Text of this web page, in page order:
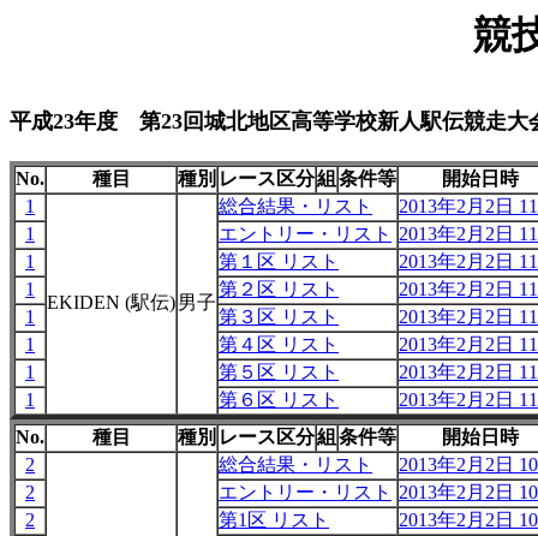
競
平成23年度 第23回城北地区高等学校新人駅伝競走大
No. 種目 種別 レース区分組 条件等
開始日時
1
EKIDEN (駅伝)男子
総合結果・リスト
2013年2月2日
1
エントリー・リスト
2013年2月2日
1
第１区 リスト
2013年2月2日
1
第２区 リスト
2013年2月2日
1
第３区 リスト
2013年2月2日
1
第４区 リスト
2013年2月2日
1
第５区 リスト
2013年2月2日
1
第６区 リスト
2013年2月2日
No.
種目 種別 レース区分組 条件等
開始日時
2
総合結果・リスト
2013年2月2日
2
エントリー・リスト
2013年2月2日
2
第1区 リスト
2013年2月2日